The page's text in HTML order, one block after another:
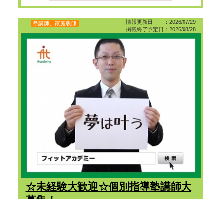
情報更新日 ：2026/07/29
掲載終了予定日：2026/08/28
塾講師、家庭教師
☆未経験大歓迎☆個別指導塾講師大